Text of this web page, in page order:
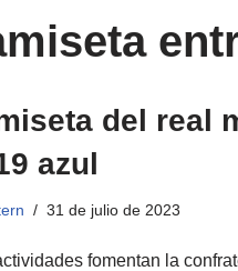
del real
azul
31 de julio de 2023
fomentan la